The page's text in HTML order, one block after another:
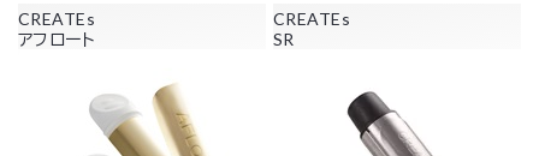
CREATEs
アフロート
CREATEs
SR